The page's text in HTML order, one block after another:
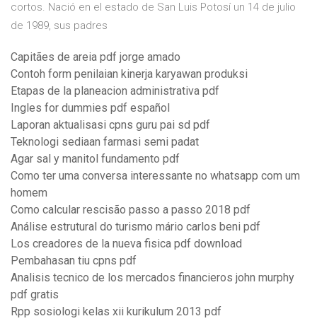
cortos. Nació en el estado de San Luis Potosí un 14 de julio
de 1989, sus padres
Capitães de areia pdf jorge amado
Contoh form penilaian kinerja karyawan produksi
Etapas de la planeacion administrativa pdf
Ingles for dummies pdf español
Laporan aktualisasi cpns guru pai sd pdf
Teknologi sediaan farmasi semi padat
Agar sal y manitol fundamento pdf
Como ter uma conversa interessante no whatsapp com um
homem
Como calcular rescisão passo a passo 2018 pdf
Análise estrutural do turismo mário carlos beni pdf
Los creadores de la nueva fisica pdf download
Pembahasan tiu cpns pdf
Analisis tecnico de los mercados financieros john murphy
pdf gratis
Rpp sosiologi kelas xii kurikulum 2013 pdf